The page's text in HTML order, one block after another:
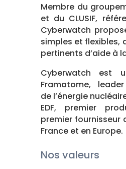
Membre du
et du CLUSIF,
Cyberwatch
simples et flexibles,
pertinents d’aide à
Cyberwatch est
Framatome,
de l’énergie
EDF, premier
premier fournisseur
France et en Europe.
Nos valeurs